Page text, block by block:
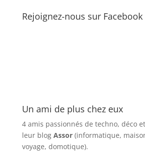
Rejoignez-nous sur Facebook
Un ami de plus chez eux
4 amis passionnés de techno, déco
leur blog Assor(informatique,
voyage, domotique).